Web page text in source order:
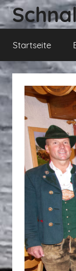
Zum
Inhalt
Startseite